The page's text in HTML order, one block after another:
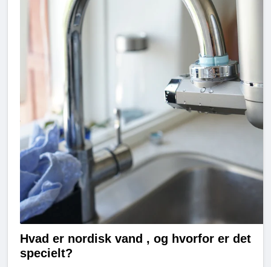
Hvad er nordisk vand , og hvorfor er det
specielt?